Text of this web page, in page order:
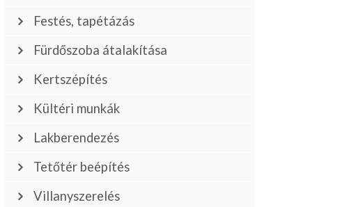
Festés, tapétázás
Fürdőszoba átalakítása
Kertszépítés
Kültéri munkák
Lakberendezés
Tetőtér beépítés
Villanyszerelés